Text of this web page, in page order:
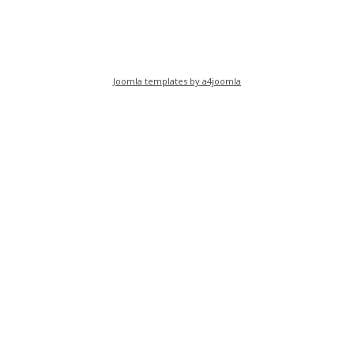
Joomla templates by a4joomla